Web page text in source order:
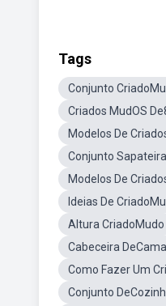
Tags
Conjunto
Criados MudOS
Modelos De
Conjunto
Modelos De
Ideias De
Altura CriadoMudo
Cabeceira
Como Fazer Um
Conjunto